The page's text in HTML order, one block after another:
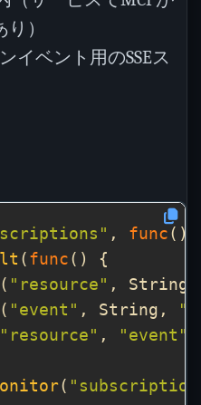
）
イベント用のSSEス
, func
( func
( "resource" ,
( "event" , String,
"
"resource" , "event"
(